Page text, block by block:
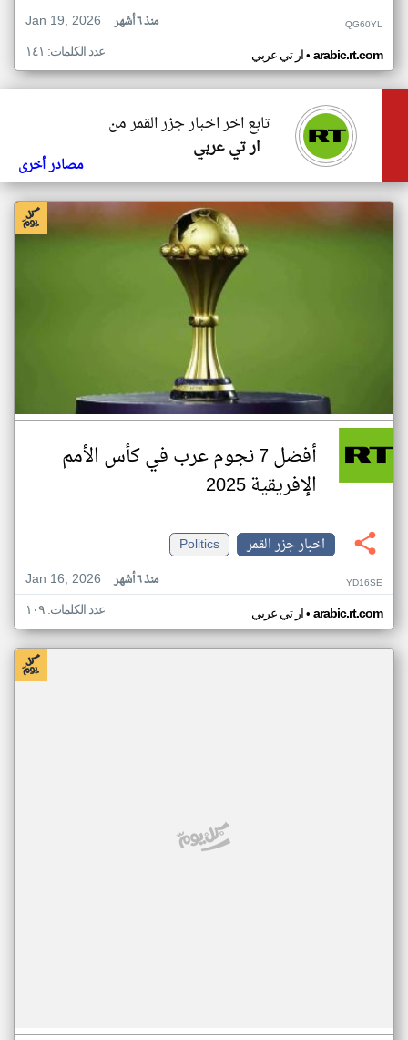
Jan 19, 2026
منذ ٦ أشهر QG60YL
ار تي عربي• arabic.rt.com عدد الكلمات: ١٤١
تابع اخر اخبار جزر القمر من
ار تي عربي
مصادر أخرى
أفضل 7 نجوم عرب في كأس الأمم
الإفريقية 2025
اخبار جزر القمر
Politics
Jan 16, 2026
منذ ٦ أشهر YD16SE
ار تي عربي• arabic.rt.com عدد الكلمات: ١٠٩